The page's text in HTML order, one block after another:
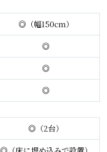
◎（幅150cm）
◎
◎
◎
◎（2台）